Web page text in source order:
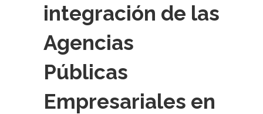
integración de las
Agencias
Públicas
Empresariales en